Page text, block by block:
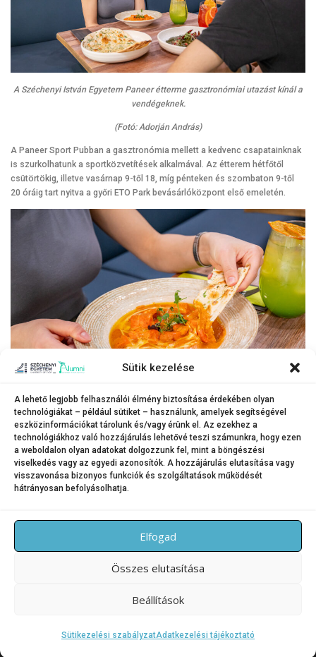
Sütik kezelése
A lehető legjobb felhasználói élmény biztosítása érdekében olyan
technológiákat – például sütiket – használunk, amelyek segítségével
eszközinformációkat tárolunk és/vagy érünk el. Az ezekhez a
technológiákhoz való hozzájárulás lehetővé teszi számunkra, hogy ezen
a weboldalon olyan adatokat dolgozzunk fel, mint a böngészési
viselkedés vagy az egyedi azonosítók. A hozzájárulás elutasítása vagy
visszavonása bizonyos funkciók és szolgáltatások működését
hátrányosan befolyásolhatja.
Elfogad
Összes elutasítása
Beállítások
Sütikezelési szabályzatAdatkezelési tájékoztató
A Széchenyi István Egyetem Paneer étterme gasztronómiai utazást kínál a
vendégeknek.
(Fotó: Adorján András)
A Paneer Sport Pubban a gasztronómia mellett a kedvenc csapatainknak
is szurkolhatunk a sportközvetítések alkalmával. Az étterem hétfőtől
csütörtökig, illetve vasárnap 9-től 18, míg pénteken és szombaton 9-től
20 óráig tart nyitva a győri ETO Park bevásárlóközpont első emeletén.
Az étteremben kapható hagyományos indiai csirke is grillezve, gazdag
vajas szószban.
(Fotó: Adorján András)
KATEGÓRIA:HÍREK